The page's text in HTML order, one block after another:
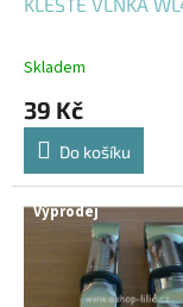
Skladem
39 Kč
Do košíku
Výprodej